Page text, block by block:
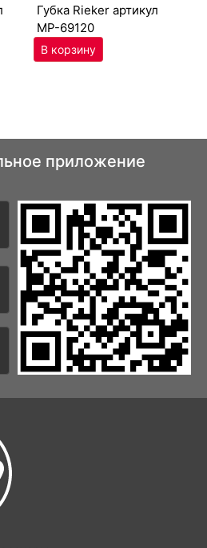
губ­ка Ri­eker артикул
MP-69120